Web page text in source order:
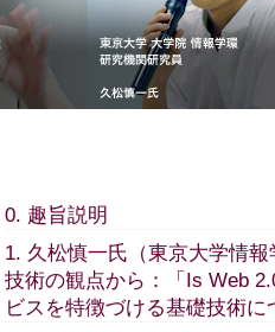
0. 趣旨説明
1. 久松慎一氏（東京大学情
技術の観点から：「Is Web
ビスを特徴づける基礎技術に